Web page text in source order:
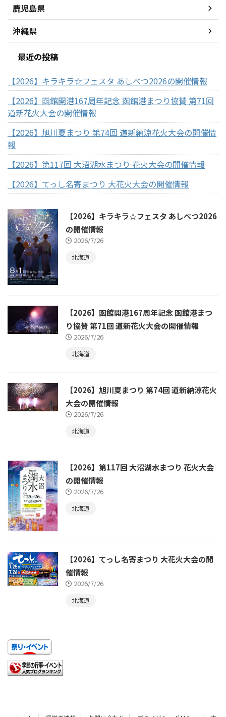
鹿児島県
沖縄県
最近の投稿
【2026】キラキラ☆フェスタ あしべつ2026の開催情報
【2026】函館開港167周年記念 函館港まつり協賛 第71回
道新花火大会の開催情報
【2026】旭川夏まつり 第74回 道新納涼花火大会の開催情
報
【2026】第117回 大沼湖水まつり 花火大会の開催情報
【2026】てっし名寄まつり 大花火大会の開催情報
【2026】キラキラ☆フェスタ あしべつ2026
の開催情報
2026/7/26
北海道
【2026】函館開港167周年記念 函館港まつ
り協賛 第71回 道新花火大会の開催情報
2026/7/26
北海道
【2026】旭川夏まつり 第74回 道新納涼花火
大会の開催情報
2026/7/26
北海道
【2026】第117回 大沼湖水まつり 花火大会
の開催情報
2026/7/26
北海道
【2026】てっし名寄まつり 大花火大会の開
催情報
2026/7/26
北海道